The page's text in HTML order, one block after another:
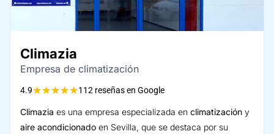
Climazia
Empresa de climatización
4.9★★★★★112 reseñas en Google
Climazia es una empresa especializada en climatización y
aire acondicionado en Sevilla, que se destaca por su